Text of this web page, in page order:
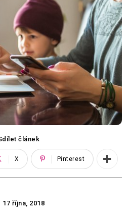
článek
X Pinterest
17 října, 2018